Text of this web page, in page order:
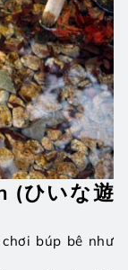
(ひいな遊
búp bê như